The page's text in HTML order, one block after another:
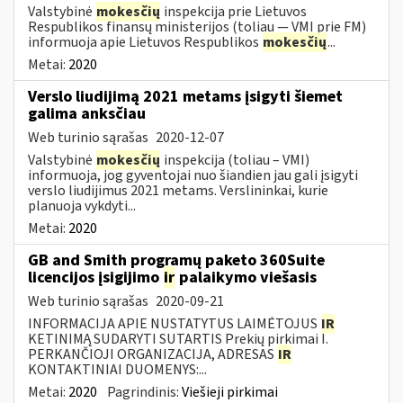
Valstybinė mokesčių inspekcija prie Lietuvos
Respublikos finansų ministerijos (toliau — VMI prie FM)
informuoja apie Lietuvos Respublikos mokesčių...
Metai: 2020
Verslo liudijimą 2021 metams įsigyti šiemet
galima anksčiau
Web turinio sąrašas 2020-12-07
Valstybinė mokesčių inspekcija (toliau – VMI)
informuoja, jog gyventojai nuo šiandien jau gali įsigyti
verslo liudijimus 2021 metams. Verslininkai, kurie
planuoja vykdyti...
Metai: 2020
GB and Smith programų paketo 360Suite
licencijos įsigijimo ir palaikymo viešasis
Web turinio sąrašas 2020-09-21
INFORMACIJA APIE NUSTATYTUS LAIMĖTOJUS IR
KETINIMĄ SUDARYTI SUTARTIS Prekių pirkimai I.
PERKANČIOJI ORGANIZACIJA, ADRESAS IR
KONTAKTINIAI DUOMENYS:...
Metai: 2020 Pagrindinis:Viešieji pirkimai